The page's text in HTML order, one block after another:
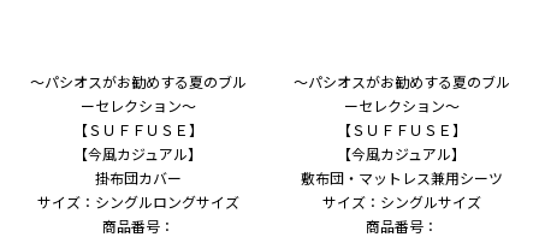
～パシオスがお勧めする夏のブル
ーセレクション～
【ＳＵＦＦＵＳＥ】
【今風カジュアル】
掛布団カバー
サイズ：シングルロングサイズ
商品番号：
～パシオスがお勧めする夏のブル
ーセレクション～
【ＳＵＦＦＵＳＥ】
【今風カジュアル】
敷布団・マットレス兼用シーツ
サイズ：シングルサイズ
商品番号：